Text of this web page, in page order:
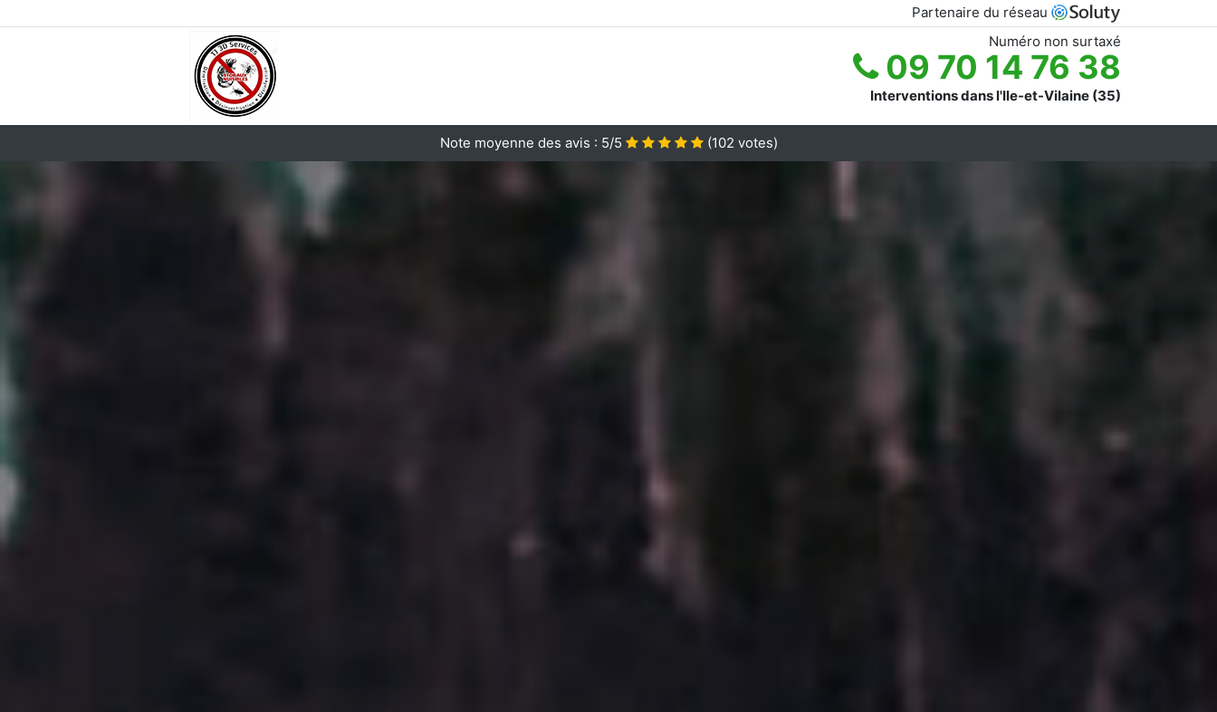
Partenaire du réseau
Numéro non surtaxé
09 70 14 76 38
Interventions dans l'Ile-et-Vilaine (35)
Note moyenne des avis : 5/5 (102 votes)